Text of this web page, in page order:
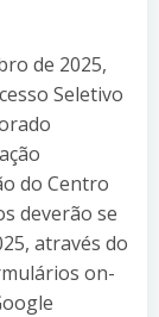
de 2025,
Seletivo
do Centro
deverão se
através do
on-